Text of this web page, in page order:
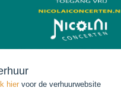
hiervoor de verhuurwebsite